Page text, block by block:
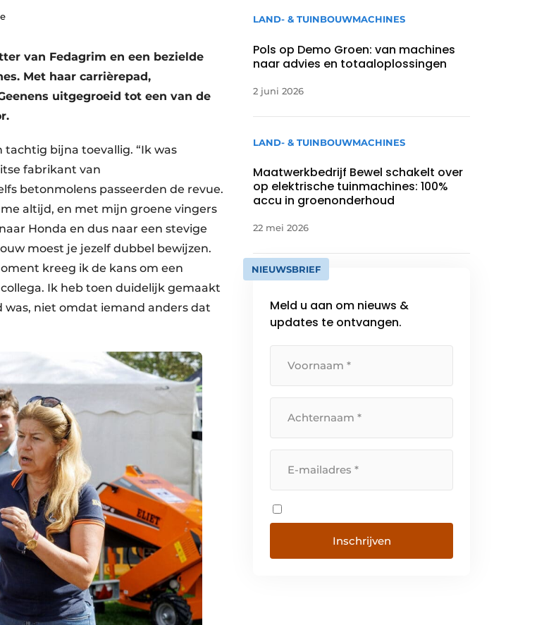
van Fedagrim en een bezielde
Met haar carrièrepad,
uitgegroeid tot een van de
tachtig bijna toevallig. “Ik was
fabrikant van
betonmolens passeerden de revue.
altijd, en met mijn groene vingers
Honda en dus naar een stevige
moest je jezelf dubbel bewijzen.
kreeg ik de kans om een
Ik heb toen duidelijk gemaakt
niet omdat iemand anders dat
LAND- & TUINBOUWMACHINES
Pols op Demo Groen: van machines
naar advies en totaaloplossingen
2 juni 2026
LAND- & TUINBOUWMACHINES
Maatwerkbedrijf Bewel schakelt over
op elektrische tuinmachines: 100%
accu in groenonderhoud
22 mei 2026
NIEUWSBRIEF
Meld u aan om nieuws &
updates te ontvangen.